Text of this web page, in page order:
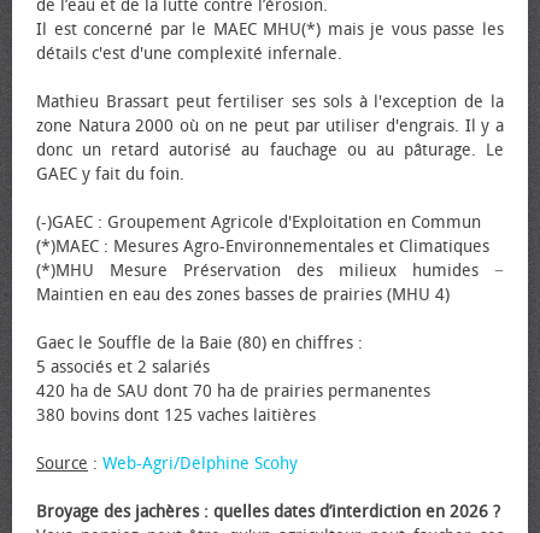
de l’eau et de la lutte contre l’érosion.
Il est concerné par le MAEC MHU(*) mais je vous passe les
détails c'est d'une complexité infernale.
Mathieu Brassart peut fertiliser ses sols à l'exception de la
zone Natura 2000 où on ne peut par utiliser d'engrais. Il y a
donc un retard autorisé au fauchage ou au pâturage. Le
GAEC y fait du foin.
(-)GAEC : Groupement Agricole d'Exploitation en Commun
(*)MAEC : Mesures Agro-Environnementales et Climatiques
(*)MHU Mesure Préservation des milieux humides −
Maintien en eau des zones basses de prairies (MHU 4)
Gaec le Souffle de la Baie (80) en chiffres :
5 associés et 2 salariés
420 ha de SAU dont 70 ha de prairies permanentes
380 bovins dont 125 vaches laitières
Source : Web-Agri/Delphine Scohy
Broyage des jachères : quelles dates d’interdiction en 2026 ?